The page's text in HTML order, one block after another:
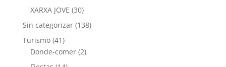
XARXA JOVE (30)
Sin categorizar(138)
Turismo(41)
Donde-comer(2)